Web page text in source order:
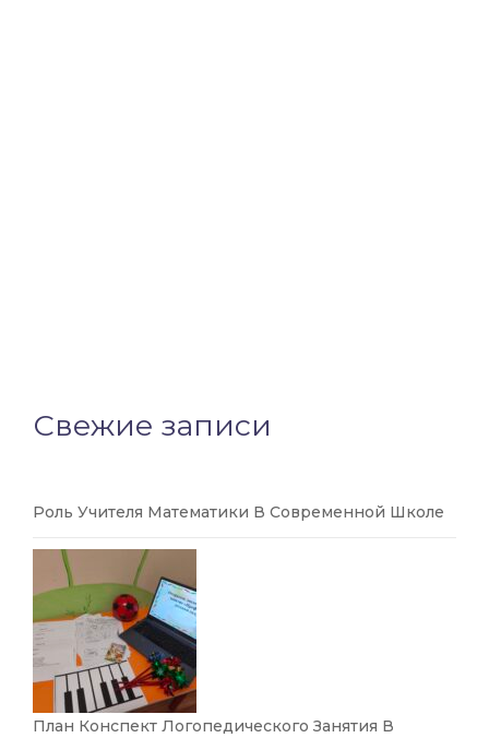
Свежие записи
Роль Учителя Математики В Современной Школе
План Конспект Логопедического Занятия В